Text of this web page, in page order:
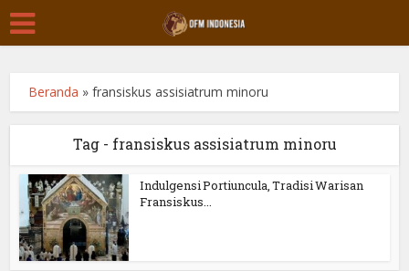
Beranda »fransiskus assisiatrum minoru
Tag - fransiskus assisiatrum minoru
Indulgensi Portiuncula, Tradisi Warisan
Fransiskus...